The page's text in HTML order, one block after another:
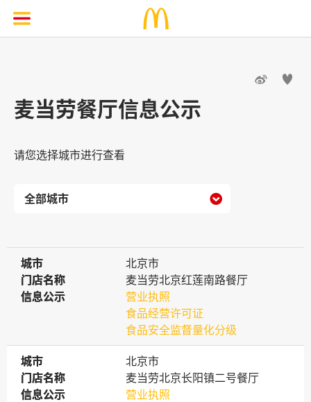
 
麦当劳餐厅信息公示
请您选择城市进行查看

城市
城市
北京市
门店名称
门店名称
麦当劳北京红莲南路餐厅
信息公示
信息公示
营业执照
食品经营许可证
食品安全监督量化分级
城市
城市
北京市
门店名称
门店名称
麦当劳北京长阳镇二号餐厅
信息公示
信息公示
营业执照